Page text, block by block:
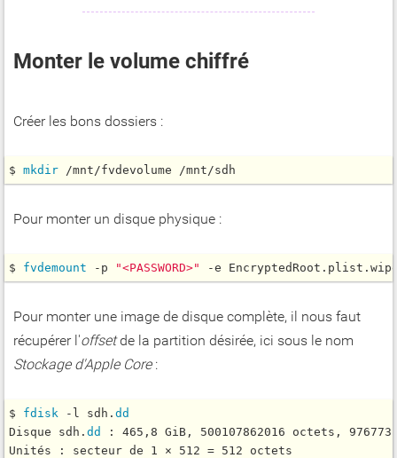
Monter le volume chiffré
Créer les bons dossiers :
$ mkdir /mnt/fvdevolume /mnt/sdh
Pour monter un disque physique :
$ fvdemount -p "<PASSWORD>" -e
Pour monter une image de disque complète, il nous faut
récupérer l'offsetde la partition désirée, ici sous le nom
Stockage d'Apple Core:
$ fdisk -l sdh. dd
Disque sdh. dd
: 465,8 GiB, 500107862016 octets,
Unités : secteur de 1 × 512 = 512 octets